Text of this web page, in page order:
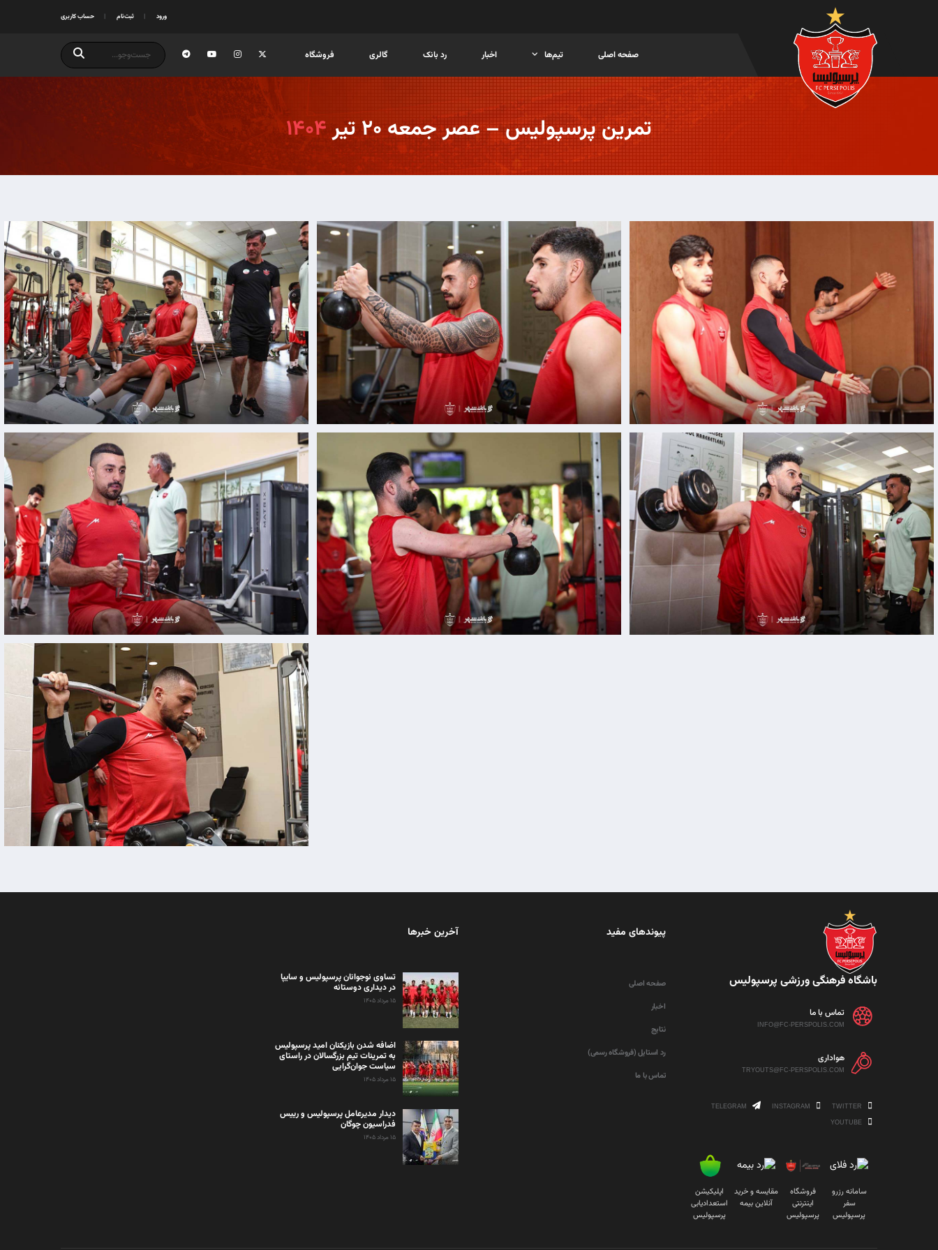
ورود ثبت‌نام حساب کاربری
صفحه اصلی تیم‌ها اخبار رد بانک گالری فروشگاه
تمرین پرسپولیس – عصر جمعه ۲۰ تیر ۱۴۰۴
باشگاه فرهنگی ورزشی پرسپولیس
تماس با ما
INFO@FC-PERSPOLIS.COM
هواداری
TRYOUTS@FC-PERSPOLIS.COM
سامانه رزرو
سفر
پرسپولیس
فروشگاه
اینترنتی
پرسپولیس
مقایسه و خرید
آنلاین بیمه
اپلیکیشن
استعدادیابی
پرسپولیس
پیوندهای مفید
صفحه اصلی
اخبار
نتایج
رد استایل (فروشگاه رسمی)
تماس با ما
آخرین خبرها
تساوی نوجوانان پرسپولیس و سایپا
در دیداری دوستانه
۱۵ مرداد ۱۴۰۵
اضافه شدن بازیکنان امید پرسپولیس
به تمرینات تیم بزرگسالان در راستای
سیاست جوان‌گرایی
۱۵ مرداد ۱۴۰۵
دیدار مدیرعامل پرسپولیس و رییس
فدراسیون چوگان
۱۵ مرداد ۱۴۰۵